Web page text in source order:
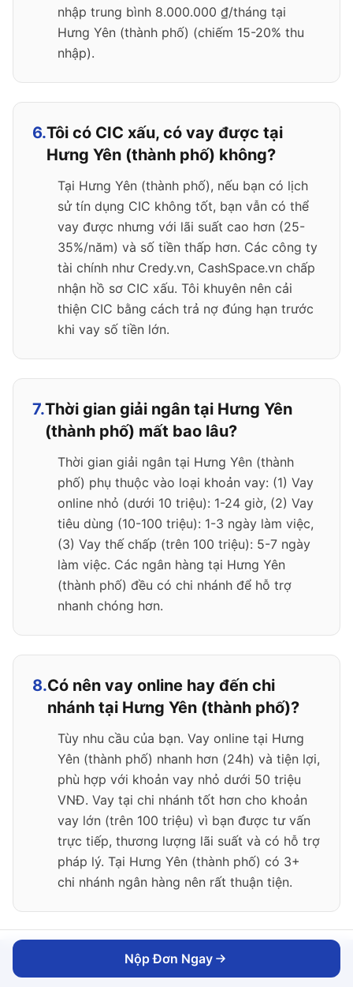
Nộp Đơn Ngay
nhập trung bình 8.000.000 ₫/tháng tại
Hưng Yên (thành phố) (chiếm 15-20% thu
nhập).
6.Tôi có CIC xấu, có vay được tại
Hưng Yên (thành phố) không?
Tại Hưng Yên (thành phố), nếu bạn có lịch
sử tín dụng CIC không tốt, bạn vẫn có thể
vay được nhưng với lãi suất cao hơn (25-
35%/năm) và số tiền thấp hơn. Các công ty
tài chính như Credy.vn, CashSpace.vn chấp
nhận hồ sơ CIC xấu. Tôi khuyên nên cải
thiện CIC bằng cách trả nợ đúng hạn trước
khi vay số tiền lớn.
7.Thời gian giải ngân tại Hưng Yên
(thành phố) mất bao lâu?
Thời gian giải ngân tại Hưng Yên (thành
phố) phụ thuộc vào loại khoản vay: (1) Vay
online nhỏ (dưới 10 triệu): 1-24 giờ, (2) Vay
tiêu dùng (10-100 triệu): 1-3 ngày làm việc,
(3) Vay thế chấp (trên 100 triệu): 5-7 ngày
làm việc. Các ngân hàng tại Hưng Yên
(thành phố) đều có chi nhánh để hỗ trợ
nhanh chóng hơn.
8.Có nên vay online hay đến chi
nhánh tại Hưng Yên (thành phố)?
Tùy nhu cầu của bạn. Vay online tại Hưng
Yên (thành phố) nhanh hơn (24h) và tiện lợi,
phù hợp với khoản vay nhỏ dưới 50 triệu
VNĐ. Vay tại chi nhánh tốt hơn cho khoản
vay lớn (trên 100 triệu) vì bạn được tư vấn
trực tiếp, thương lượng lãi suất và có hỗ trợ
pháp lý. Tại Hưng Yên (thành phố) có 3+
chi nhánh ngân hàng nên rất thuận tiện.
Nộp Đơn Ngay